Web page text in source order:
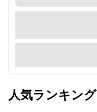
人気ランキング